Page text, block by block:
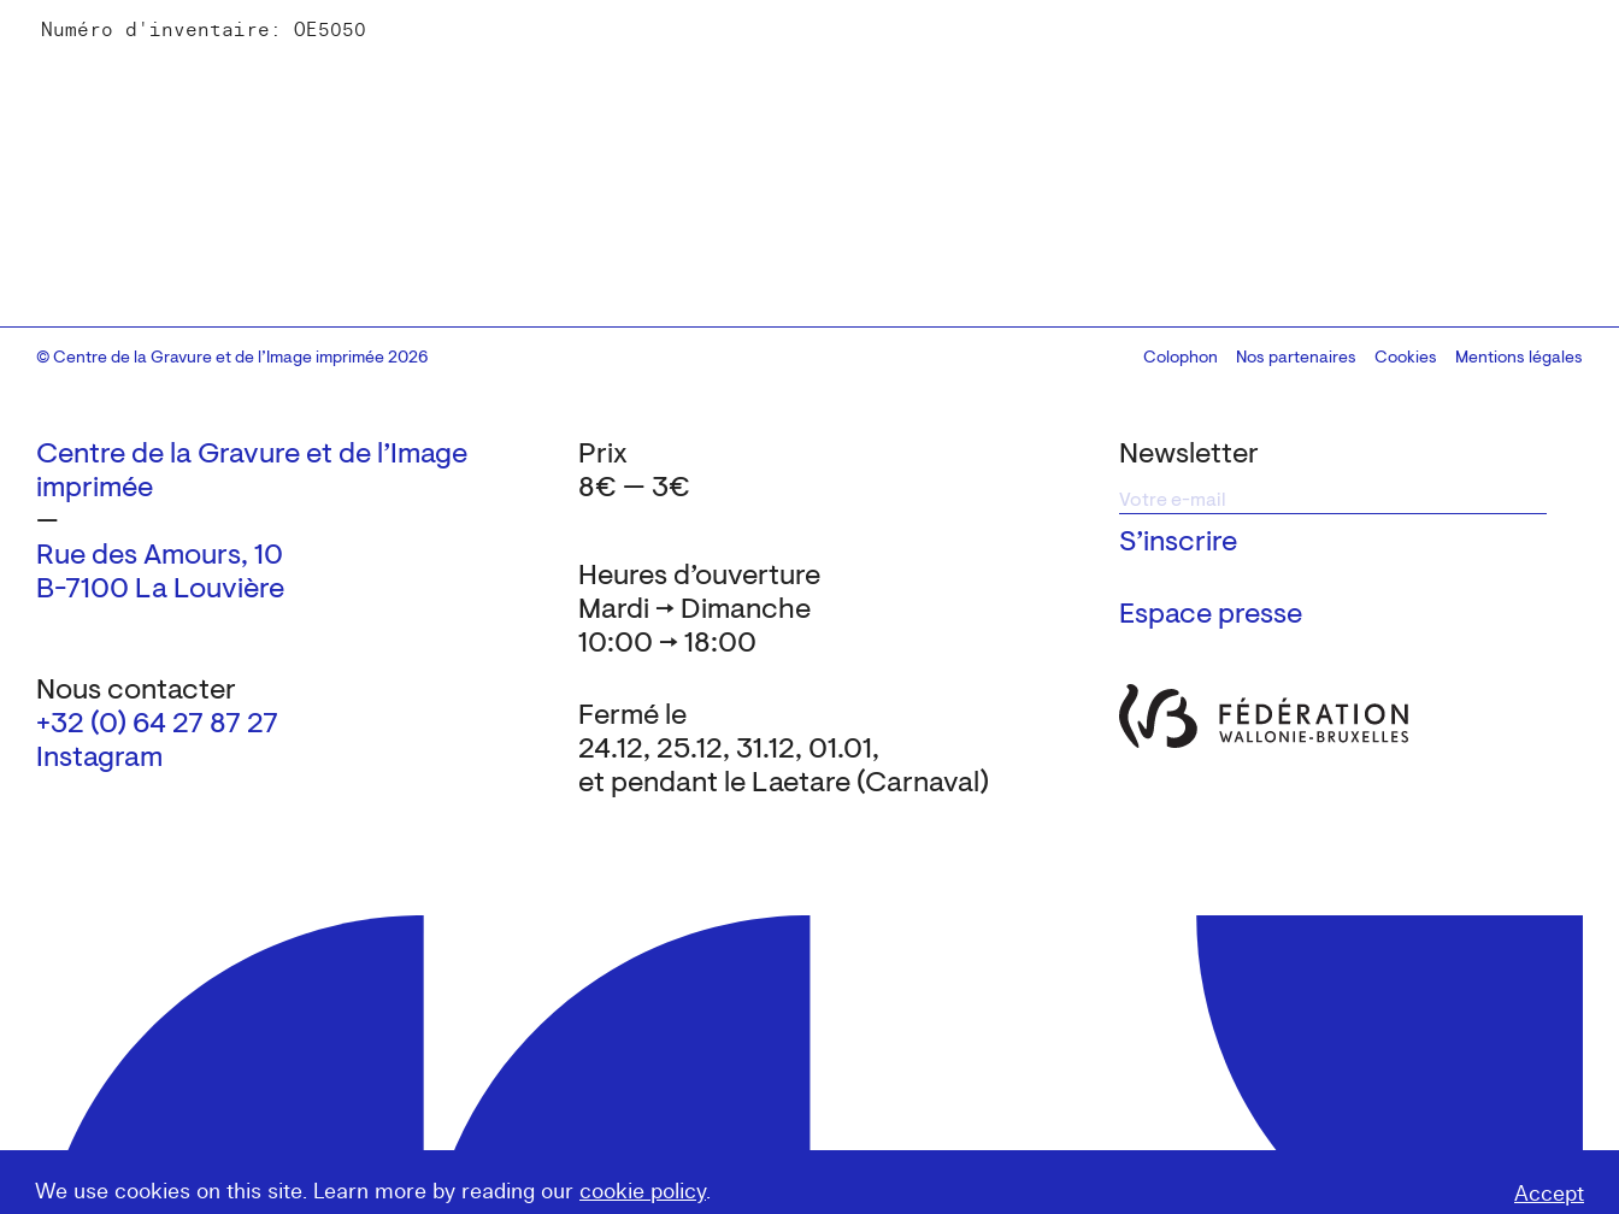
We use cookies on this site. Learn more by reading our cookie policy. Accept
Numéro d'inventaire: OE5050
Centre de la Gravure et de l’Image
imprimée
—
Rue des Amours, 10
B-7100 La Louvière
Nous contacter
+32 (0) 64 27 87 27
Instagram
Newsletter
Espace presse
Heures d’ouverture
Mardi → Dimanche
10:00 → 18:00
Fermé le
24.12, 25.12, 31.12, 01.01,
et pendant le Laetare (Carnaval)
Prix
8€ — 3€
© Centre de la Gravure et de l’Image imprimée 2026 Colophon
Design:Marcel Kaczmarek, code:8080.studio
Nos partenaires Cookies Mentions légales